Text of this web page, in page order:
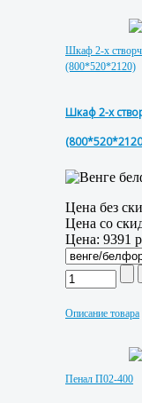
Шкаф 2-х
(800*520*2120)
Шкаф 2-х
Цена без
Цена со
Цена: 9391
Описание товара
Пенал П02-400